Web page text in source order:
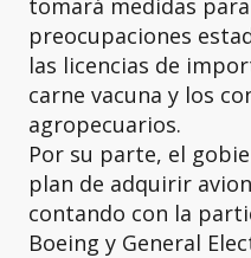
tomará medidas
preocupaciones
las licencias de
carne vacuna y los
agropecuarios.
Por su parte, el
plan de adquirir
contando con la
Boeing y General